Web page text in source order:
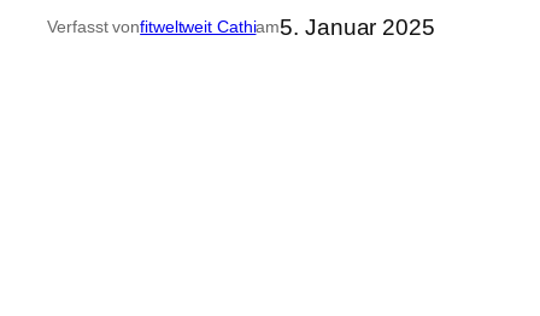
Verfasst vonfitweltweit Cathiam5. Januar 2025